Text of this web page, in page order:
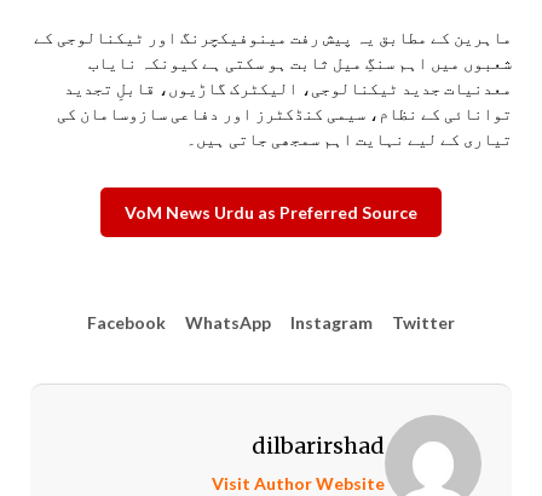
ماہرین کے مطابق یہ پیش رفت مینوفیکچرنگ اور ٹیکنالوجی کے
شعبوں میں اہم سنگِ میل ثابت ہو سکتی ہے کیونکہ نایاب
معدنیات جدید ٹیکنالوجی، الیکٹرک گاڑیوں، قابلِ تجدید
توانائی کے نظام، سیمی کنڈکٹرز اور دفاعی سازوسامان کی
تیاری کے لیے نہایت اہم سمجھی جاتی ہیں۔
VoM News Urdu as Preferred Source
Facebook WhatsApp Instagram Twitter
dilbarirshad
Visit Author Website